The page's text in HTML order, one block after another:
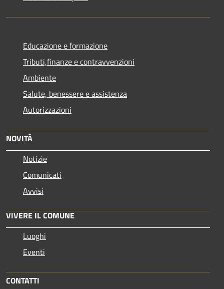
Educazione e formazione
Tributi,finanze e contravvenzioni
Ambiente
Salute, benessere e assistenza
Autorizzazioni
NOVITÀ
Notizie
Comunicati
Avvisi
VIVERE IL COMUNE
Luoghi
Eventi
CONTATTI